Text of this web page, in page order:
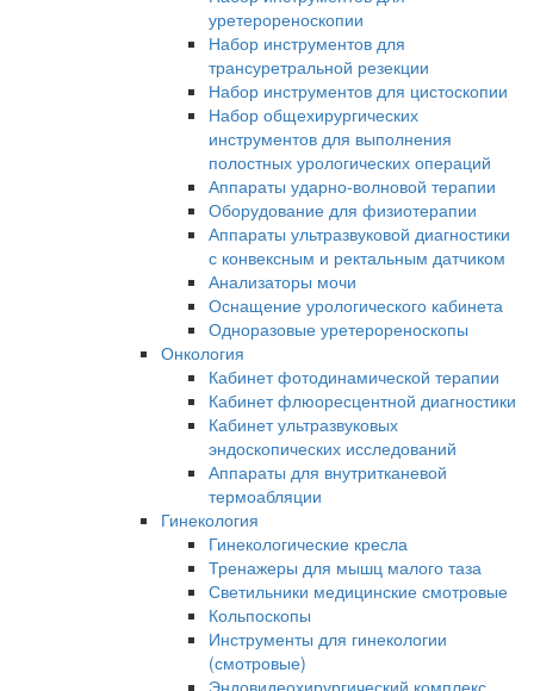
уретерореноскопии
Набор инструментов для
трансуретральной резекции
Набор инструментов для цистоскопии
Набор общехирургических
инструментов для выполнения
полостных урологических операций
Аппараты ударно-волновой терапии
Оборудование для физиотерапии
Аппараты ультразвуковой диагностики
с конвексным и ректальным датчиком
Анализаторы мочи
Оснащение урологического кабинета
Одноразовые уретерореноскопы
Онкология
Кабинет фотодинамической терапии
Кабинет флюоресцентной диагностики
Кабинет ультразвуковых
эндоскопических исследований
Аппараты для внутритканевой
термоабляции
Гинекология
Гинекологические кресла
Тренажеры для мышц малого таза
Светильники медицинские смотровые
Кольпоскопы
Инструменты для гинекологии
(смотровые)